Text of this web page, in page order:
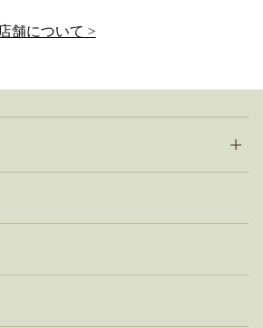
舗について >